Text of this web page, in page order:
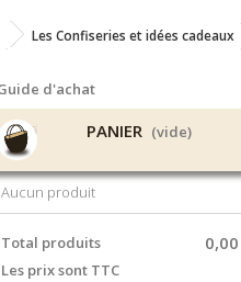
Les Confiseries et idées cadeaux
PANIER (vide)
Aucun produit
Total produits
Les prix sont TTC